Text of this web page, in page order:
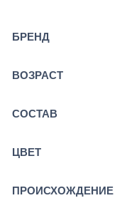
БРЕНД
ВОЗРАСТ
СОСТАВ
ЦВЕТ
ПРОИСХОЖДЕНИЕ